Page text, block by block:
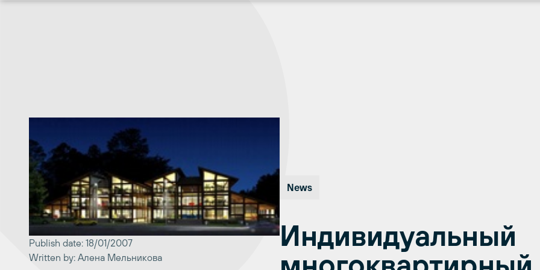
Publish date: 18/01/2007
Written by: Алена Мельникова
News
Индивидуальный